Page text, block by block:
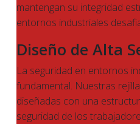
mantengan su integridad
entornos industriales
Diseño de Alta
La seguridad en entornos
fundamental. Nuestras
diseñadas con una
seguridad de los